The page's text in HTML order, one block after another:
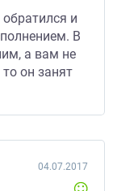
и
В
а вам не
он занят
04.07.2017